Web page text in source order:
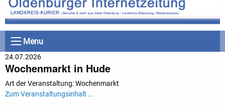
Menu
24.07.2026
Wochenmarkt in Hude
Art der Veranstaltung: Wochenmarkt
Zum Veranstaltungsinhalt ...